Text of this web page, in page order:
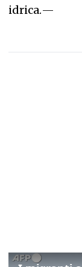
idrica.—